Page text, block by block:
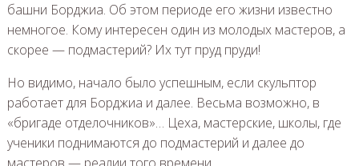
башни Борджиа. Об этом периоде его жизни известно
немногое. Кому интересен один из молодых мастеров, а
скорее — подмастерий? Их тут пруд пруди!
Но видимо, начало было успешным, если скульптор
работает для Борджиа и далее. Весьма возможно, в
«бригаде отделочников»… Цеха, мастерские, школы, где
ученики поднимаются до подмастерий и далее до